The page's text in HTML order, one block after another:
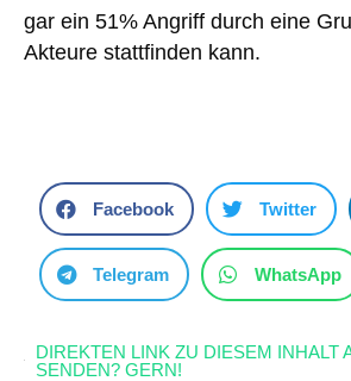
gar ein 51% Angriff durch eine
Akteure stattfinden kann.
Facebook Twitter
Telegram WhatsApp
DIREKTEN LINK ZU DIESEM INHALT
SENDEN? GERN!